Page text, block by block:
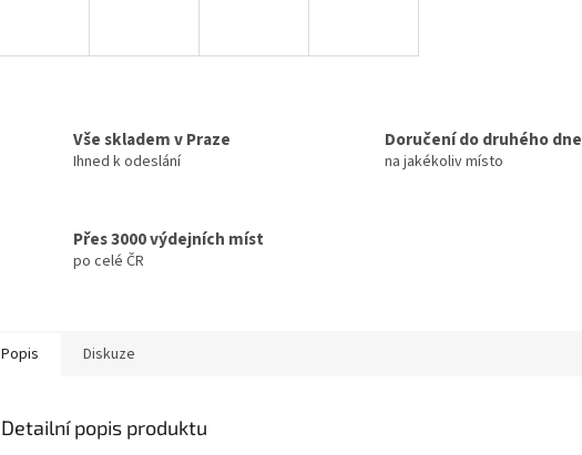
Vše skladem v Praze
Ihned k odeslání
Doručení do druhého dne
na jakékoliv místo
Přes 3000 výdejních míst
po celé ČR
Popis Diskuze
Detailní popis produktu